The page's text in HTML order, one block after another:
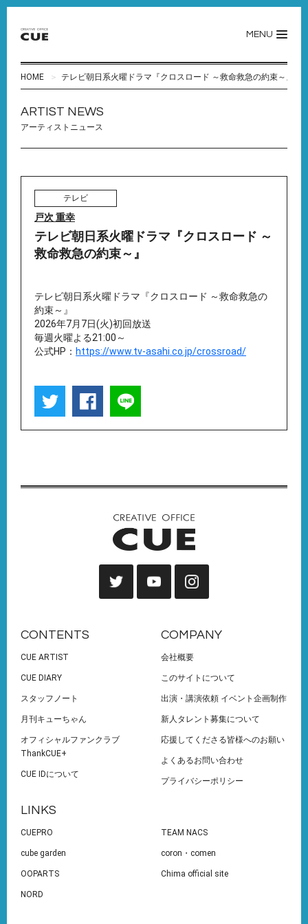
MENU
HOME テレビ朝日系火曜ドラマ『クロスロード ～救命救急の約束～』
ARTIST NEWS
アーティストニュース
テレビ
戸次 重幸
テレビ朝日系火曜ドラマ『クロスロード ～
救命救急の約束～』
テレビ朝日系火曜ドラマ『クロスロード ～救命救急の
約束～』
2026年7月7日(火)初回放送
毎週火曜よる21:00～
公式HP： https://www.tv-asahi.co.jp/crossroad/
CONTENTS
CUE ARTIST
CUE DIARY
スタッフノート
月刊キューちゃん
オフィシャルファンクラブ
ThankCUE+
CUE IDについて
COMPANY
会社概要
このサイトについて
出演・講演依頼 イベント企画制作
新人タレント募集について
応援してくださる皆様へのお願い
よくあるお問い合わせ
プライバシーポリシー
LINKS
CUEPRO TEAM NACS
cube garden coron・comen
OOPARTS Chima official site
NORD